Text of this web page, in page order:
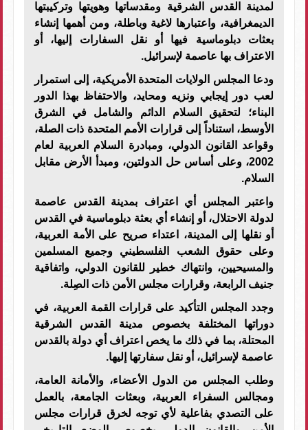
لمدينة القدس الشرقية ومقدساتها وهويتها وتركيبتها
الديمغرافية، واعتبارها لاغية وباطلة، ومن أهمها إنشاء
بعثات دبلوماسية فيها أو نقل السفارات إليها، أو
الاعتراف بها عاصمة لإسرائيل.
ودعا المجلس الولايات المتحدة الأمريكية، إلى استمرار
لعب دور إيجابي ونزيه ومحايد، والاحتفاظ بهذا الدور
البناء؛ لتحقيق السلام الدائم والشامل في الشرق
الأوسط، استناداً إلى قرارات الأمم المتحدة ذات الصلة،
وقواعد القانون الدولي، ومبادرة السلام العربية لعام
2002، وعلى أساس حل الدولتين، ومبدأ الأرض مقابل
السلام.
واعتبر المجلس أي اعتراف بمدينة القدس عاصمة
لدولة الاحتلال، أو إنشاء أي بعثة دبلوماسية في القدس
أو نقلها إلى المدينة، اعتداء صريح على الأمة العربية،
وعلى حقوق الشعب الفلسطيني وجميع المسلمين
والمسيحيين، وانتهاك خطير للقانون الدولي، واتفاقية
جنيف الرابعة، وقرارات مجلس الأمن ذات الصِلة.
وجدد المجلس التأكيد على قرارات القمة العربية، في
دوراتها المختلفة بخصوص مدينة القدس الشرقية
المحتلة، بما في ذلك ما يخص اعتراف أي دولة بالقدس
عاصمة لإسرائيل، أو نقل سفارتها إليها.
وطلب المجلس من الدول الأعضاء، والأمانة العامة،
ومجالس السفراء العربية، وبعثات الجامعة، بالعمل
على التصدي بفاعلية لأي توجه لخرق قرارات مجلس